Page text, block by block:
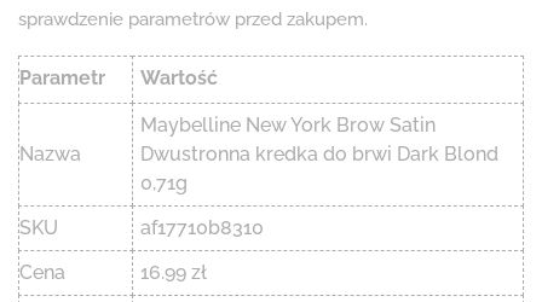
sprawdzenie parametrów przed zakupem.
Parametr Wartość
Nazwa
Maybelline New York Brow Satin
Dwustronna kredka do brwi Dark Blond
0,71g
SKU
af17710b8310
Cena
16.99 zł